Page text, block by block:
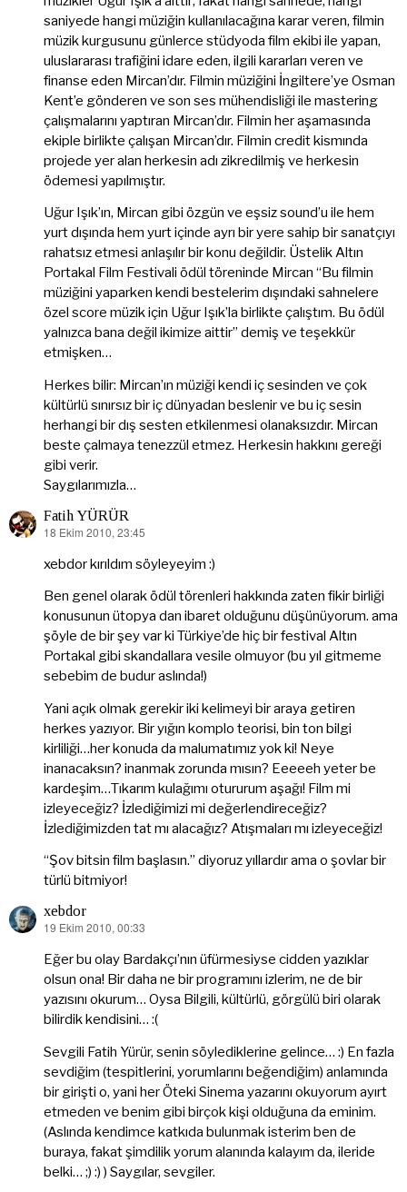
saniyede hangi müziğin kullanılacağına karar veren, filmin
müzik kurgusunu günlerce stüdyoda film ekibi ile yapan,
uluslararası trafiğini idare eden, ilgili kararları veren ve
finanse eden Mircan’dır. Filmin müziğini İngiltere’ye Osman
Kent’e gönderen ve son ses mühendisliği ile mastering
çalışmalarını yaptıran Mircan’dır. Filmin her aşamasında
ekiple birlikte çalışan Mircan’dır. Filmin credit kismında
projede yer alan herkesin adı zikredilmiş ve herkesin
ödemesi yapılmıştır.
Uğur Işık’ın, Mircan gibi özgün ve eşsiz sound’u ile hem
yurt dışında hem yurt içinde ayrı bir yere sahip bir sanatçıyı
rahatsız etmesi anlaşılır bir konu değildir. Üstelik Altın
Portakal Film Festivali ödül töreninde Mircan “Bu filmin
müziğini yaparken kendi bestelerim dışındaki sahnelere
özel score müzik için Uğur Işık’la birlikte çalıştım. Bu ödül
yalnızca bana değil ikimize aittir” demiş ve teşekkür
etmişken…
Herkes bilir: Mircan’ın müziği kendi iç sesinden ve çok
kültürlü sınırsız bir iç dünyadan beslenir ve bu iç sesin
herhangi bir dış sesten etkilenmesi olanaksızdır. Mircan
beste çalmaya tenezzül etmez. Herkesin hakkını gereği
gibi verir.
Saygılarımızla…
Fatih YÜRÜR
dedi
18 Ekim 2010, 23:45
xebdor kırıldım söyleyeyim :)
Ben genel olarak ödül törenleri hakkında zaten fikir birliği
konusunun ütopya dan ibaret olduğunu düşünüyorum. ama
şöyle de bir şey var ki Türkiye’de hiç bir festival Altın
Portakal gibi skandallara vesile olmuyor (bu yıl gitmeme
sebebim de budur aslında!)
Yani açık olmak gerekir iki kelimeyi bir araya getiren
herkes yazıyor. Bir yığın komplo teorisi, bin ton bilgi
kirliliği…her konuda da malumatımız yok ki! Neye
inanacaksın? inanmak zorunda mısın? Eeeeeh yeter be
kardeşim…Tıkarım kulağımı otururum aşağı! Film mi
izleyeceğiz? İzlediğimizi mi değerlendireceğiz?
İzlediğimizden tat mı alacağız? Atışmaları mı izleyeceğiz!
“Şov bitsin film başlasın.” diyoruz yıllardır ama o şovlar bir
türlü bitmiyor!
xebdor
dedi
ki:
19 Ekim 2010, 00:33
Eğer bu olay Bardakçı’nın üfürmesiyse cidden yazıklar
olsun ona! Bir daha ne bir programını izlerim, ne de bir
yazısını okurum… Oysa Bilgili, kültürlü, görgülü biri olarak
bilirdik kendisini… :(
Sevgili Fatih Yürür, senin söylediklerine gelince… :) En fazla
sevdiğim (tespitlerini, yorumlarını beğendiğim) anlamında
bir girişti o, yani her Öteki Sinema yazarını okuyorum ayırt
etmeden ve benim gibi birçok kişi olduğuna da eminim.
(Aslında kendimce katkıda bulunmak isterim ben de
buraya, fakat şimdilik yorum alanında kalayım da, ileride
belki… ;) :) ) Saygılar, sevgiler.